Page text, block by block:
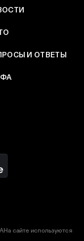
И ОТВЕТЫ
На сайте используются